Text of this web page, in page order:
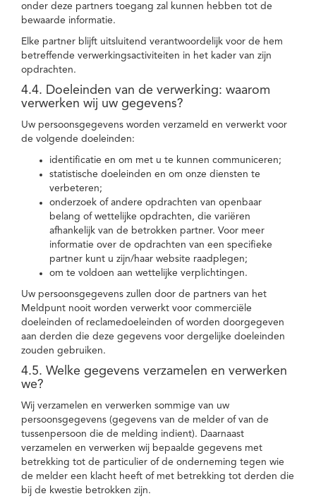
onder deze partners toegang zal kunnen hebben tot de
bewaarde informatie.
Elke partner blijft uitsluitend verantwoordelijk voor de hem
betreffende verwerkingsactiviteiten in het kader van zijn
opdrachten.
4.4. Doeleinden van de verwerking: waarom
verwerken wij uw gegevens?
Uw persoonsgegevens worden verzameld en verwerkt voor
de volgende doeleinden:
identificatie en om met u te kunnen communiceren;
statistische doeleinden en om onze diensten te
verbeteren;
onderzoek of andere opdrachten van openbaar
belang of wettelijke opdrachten, die variëren
afhankelijk van de betrokken partner. Voor meer
informatie over de opdrachten van een specifieke
partner kunt u zijn/haar website raadplegen;
om te voldoen aan wettelijke verplichtingen.
Uw persoonsgegevens zullen door de partners van het
Meldpunt nooit worden verwerkt voor commerciële
doeleinden of reclamedoeleinden of worden doorgegeven
aan derden die deze gegevens voor dergelijke doeleinden
zouden gebruiken.
4.5. Welke gegevens verzamelen en verwerken
we?
Wij verzamelen en verwerken sommige van uw
persoonsgegevens (gegevens van de melder of van de
tussenpersoon die de melding indient). Daarnaast
verzamelen en verwerken wij bepaalde gegevens met
betrekking tot de particulier of de onderneming tegen wie
de melder een klacht heeft of met betrekking tot derden die
bij de kwestie betrokken zijn.